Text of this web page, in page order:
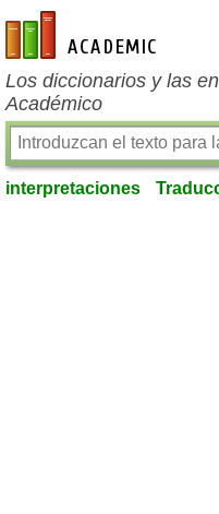
es-academic.com
Los diccionarios y las
Académico
interpretaciones